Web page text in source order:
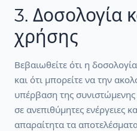
3. Δοσολογία
χρήσης
Βεβαιωθείτε ότι η
και ότι μπορείτε να την
υπέρβαση της
σε ανεπιθύμητες ενέργειες
απαραίτητα τα